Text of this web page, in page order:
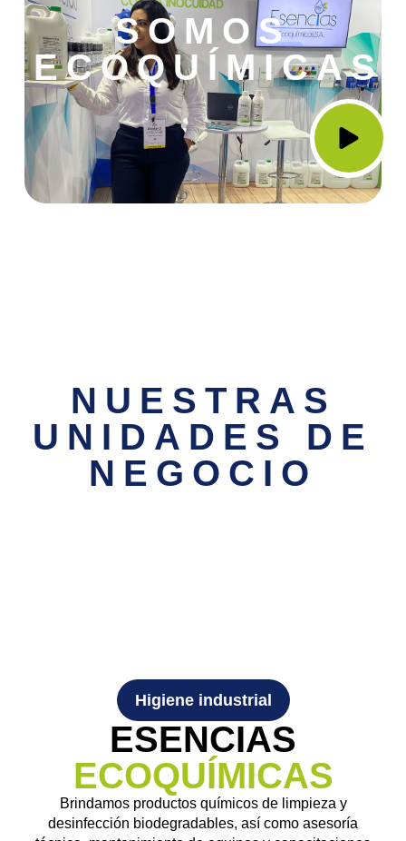
SOMOS
ECOQUÍMICAS
NUESTRAS
UNIDADES DE
NEGOCIO
Higiene industrial
ESENCIAS
ECOQUÍMICAS
Brindamos productos químicos de limpieza y
desinfección biodegradables, así como asesoría